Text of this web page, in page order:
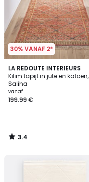
30% VANAF 2*
LA REDOUTE INTERIEURS
Kilim tapijt in jute en katoen,
Saliha
vanaf
199.99 €
3.4
/ 5
3.4
/